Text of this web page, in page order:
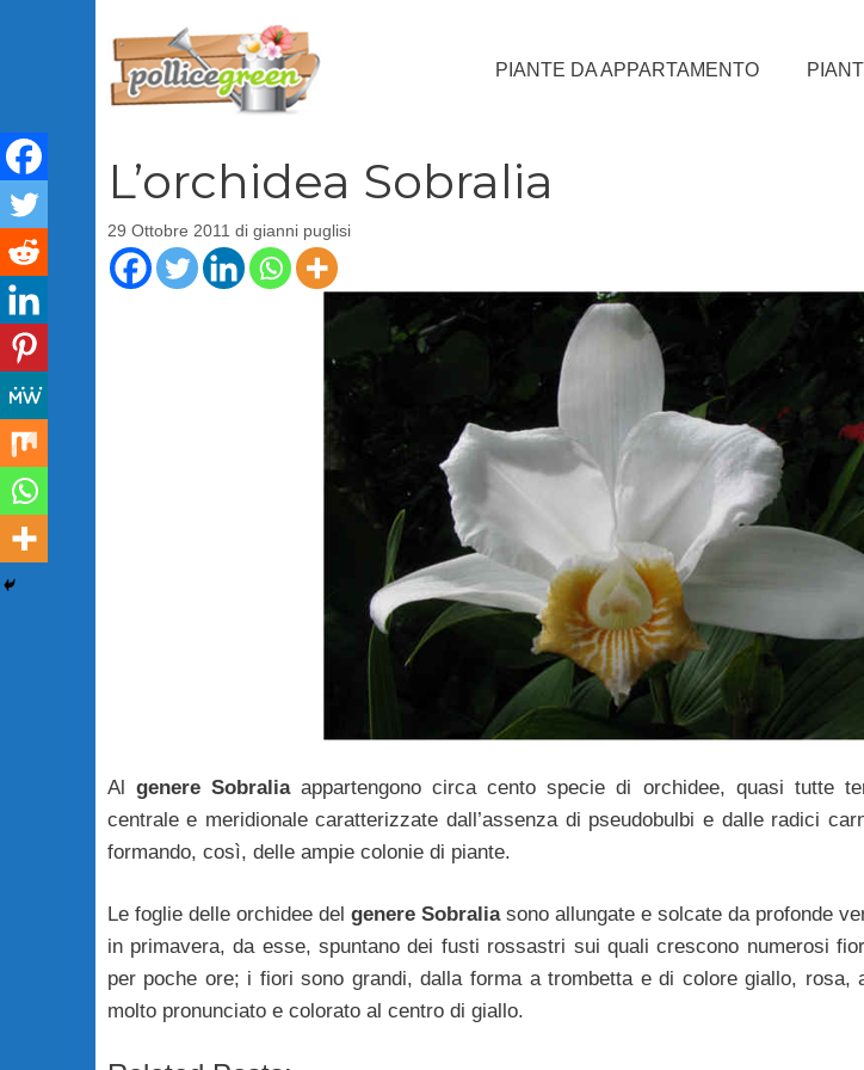
PIANTE DA APPARTAMENTO
L’orchidea Sobralia
29 Ottobre 2011 di gianni puglisi
Al genere Sobraliaappartengono circa cento specie di orchidee, quasi tutte
centrale e meridionale caratterizzate dall’assenza di pseudobulbi e dalle radici
formando, così, delle ampie colonie di piante.
Le foglie delle orchidee del genere Sobraliasono allungate e solcate da profonde
in primavera, da esse, spuntano dei fusti rossastri sui quali crescono numerosi
per poche ore; i fiori sono grandi, dalla forma a trombetta e di colore giallo, rosa,
molto pronunciato e colorato al centro di giallo.